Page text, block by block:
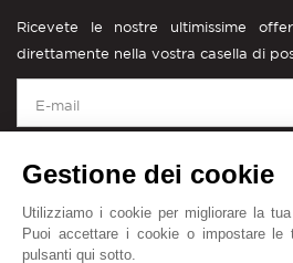
Ricevete le nostre ultimissime
direttamente nella vostra casella di
Gestione dei cookie
Utilizziamo i cookie per migliorare la
Puoi accettare i cookie o impostare le
pulsanti qui sotto.